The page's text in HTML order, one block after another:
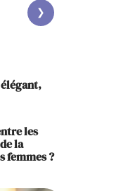
les
la
femmes ?